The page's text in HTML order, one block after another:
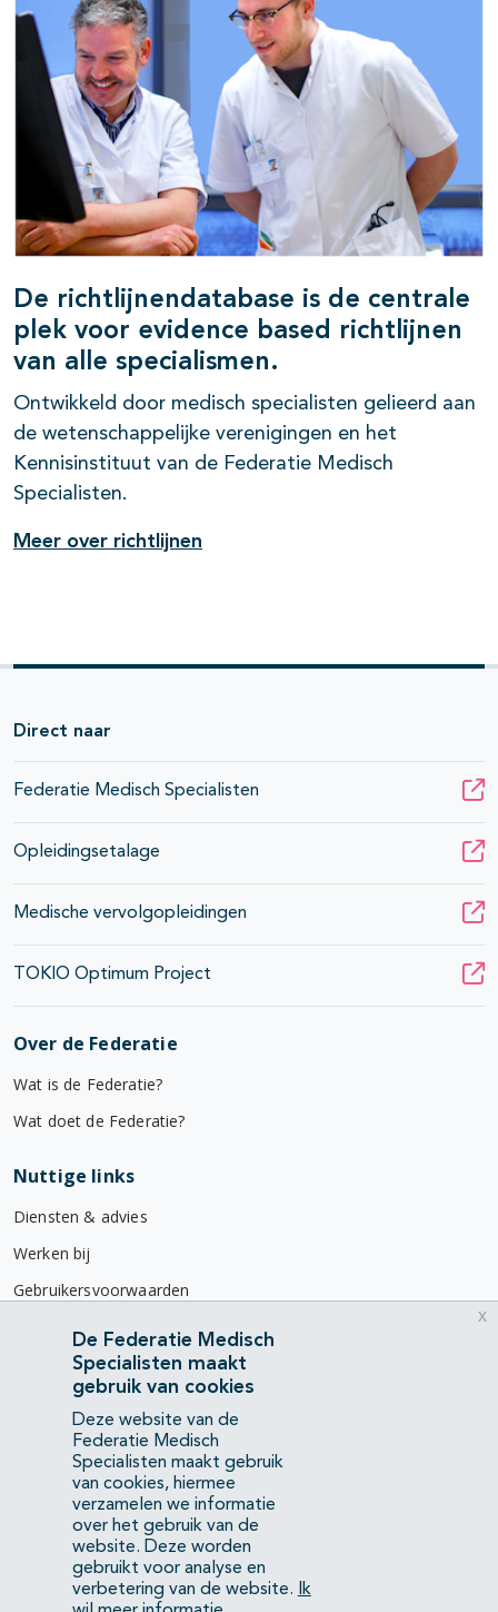
De richtlijnendatabase is de centrale
plek voor evidence based richtlijnen
van alle specialismen.
Ontwikkeld door medisch specialisten gelieerd aan
de wetenschappelijke verenigingen en het
Kennisinstituut van de Federatie Medisch
Specialisten.
Meer over richtlijnen
Direct naar
Federatie Medisch Specialisten
Opleidingsetalage
Medische vervolgopleidingen
TOKIO Optimum Project
Over de Federatie
Wat is de Federatie?
Wat doet de Federatie?
Nuttige links
Diensten & advies
Werken bij
Gebruikersvoorwaarden
Privacyverklaring
Contact
Mercatorlaan 1200
3528 BL Utrecht
(088) 505 34 34
info@richtlijnendatabase.nl
YouTubeLinkedIn
De Federatie Medisch
Specialisten maakt
gebruik van cookies
Deze website van de
Federatie Medisch
Specialisten maakt gebruik
van cookies, hiermee
verzamelen we informatie
over het gebruik van de
website. Deze worden
gebruikt voor analyse en
verbetering van de website.
Ik
x